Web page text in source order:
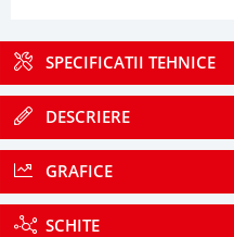
SPECIFICATII TEHNICE
DESCRIERE
GRAFICE
SCHITE